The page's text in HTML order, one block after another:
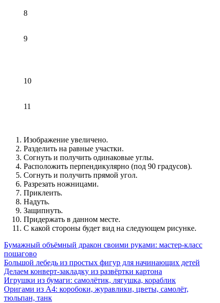
8
9
10
11
Изображение увеличено.
Разделить на равные участки.
Согнуть и получить одинаковые углы.
Расположить перпендикулярно (под 90 градусов).
Согнуть и получить прямой угол.
Разрезать ножницами.
Приклеить.
Надуть.
Защипнуть.
Придержать в данном месте.
С какой стороны будет вид на следующем рисунке.
Бумажный объёмный дракон своими руками: мастер-класс
пошагово
Большой лебедь из простых фигур для начинающих детей
Делаем конверт-закладку из развёртки картона
Игрушки из бумаги: самолётик, лягушка, кораблик
Оригами из А4: коробоки, журавлики, цветы, самолёт,
тюльпан, танк